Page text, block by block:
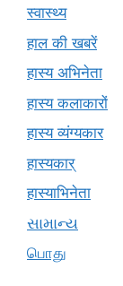
स्वास्थ्य
हाल की खबरें
हास्य अभिनेता
हास्य कलाकारों
हास्य व्यंग्यकार
हास्यकार्
हास्याभिनेता
સામાન્ય
பொது